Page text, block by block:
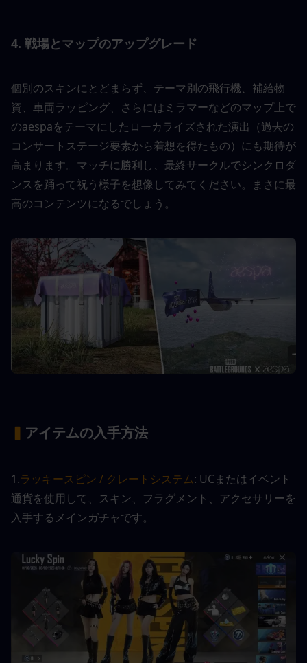
4. 戦場とマップのアップグレード
個別のスキンにとどまらず、テーマ別の飛行機、補給物
資、車両ラッピング、さらにはミラマーなどのマップ上で
のaespaをテーマにしたローカライズされた演出（過去の
コンサートステージ要素から着想を得たもの）にも期待が
高まります。マッチに勝利し、最終サークルでシンクロダ
ンスを踊って祝う様子を想像してみてください。まさに最
高のコンテンツになるでしょう。
▍ アイテムの入手方法
1.ラッキースピン / クレートシステム: UCまたはイベント
通貨を使用して、スキン、フラグメント、アクセサリーを
入手するメインガチャです。